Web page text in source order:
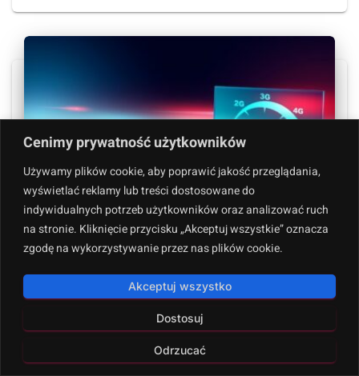
Cenimy prywatność użytkowników
Używamy plików cookie, aby poprawić jakość przeglądania,
wyświetlać reklamy lub treści dostosowane do
indywidualnych potrzeb użytkowników oraz analizować ruch
na stronie. Kliknięcie przycisku „Akceptuj wszystkie” oznacza
zgodę na wykorzystywanie przez nas plików cookie.
Dostosuj
Odrzucać
Akceptuj wszystko
Optymalizacja szybkości strony zwiększa
Czy wiesz, że 40% użytkowników opuszcza strony, które
ładują się dłużej niż 3 sekundy? Optymalizacja szybkości